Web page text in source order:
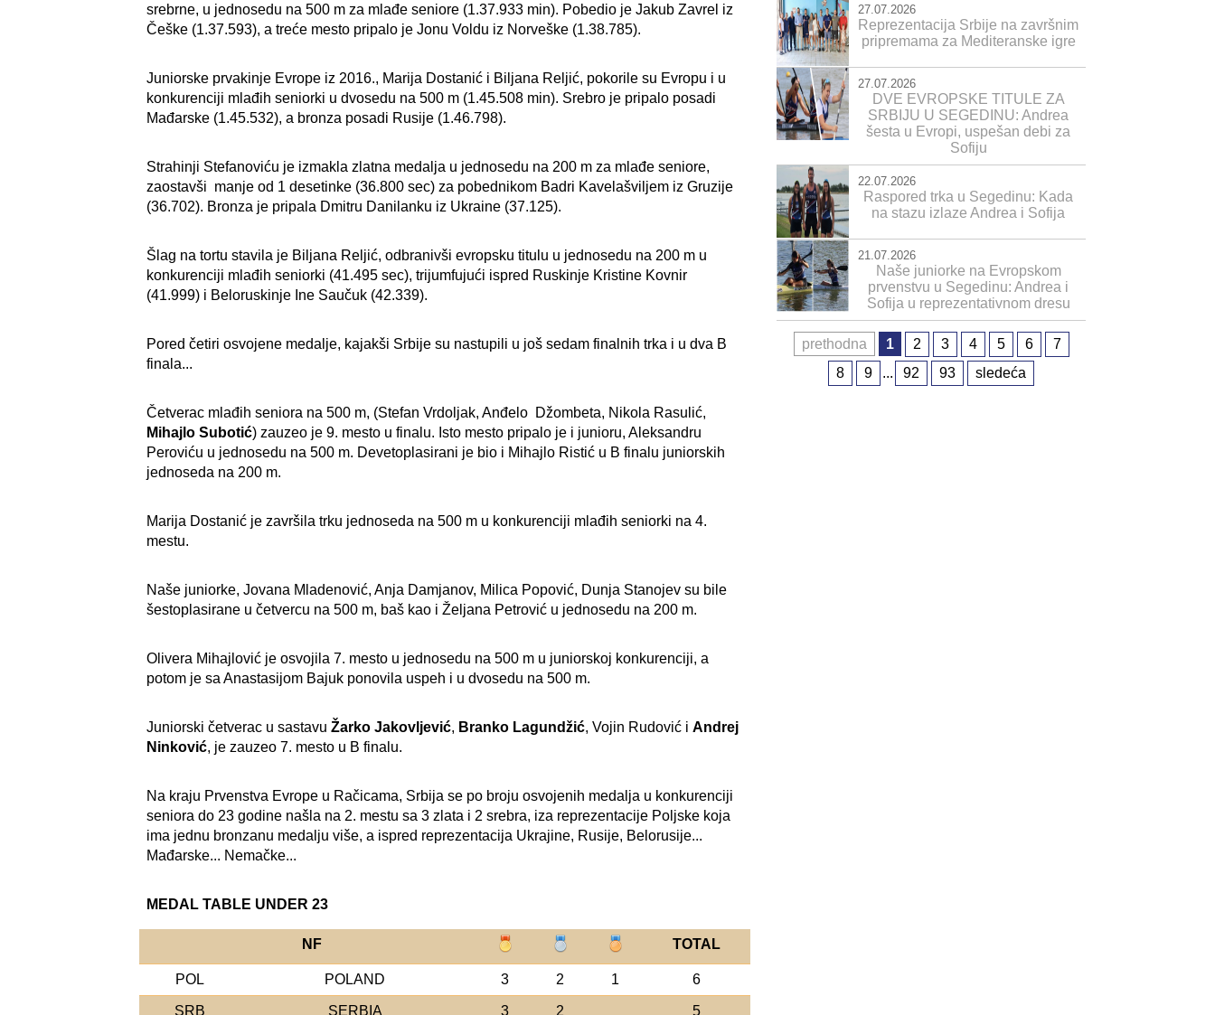
srebrne, u jednosedu na 500 m za mlađe seniore (1.37.933 min). Pobedio je Jakub Zavrel iz
Češke (1.37.593), a treće mesto pripalo je Jonu Voldu iz Norveške (1.38.785).
Juniorske prvakinje Evrope iz 2016., Marija Dostanić i Biljana Reljić, pokorile su Evropu i u
konkurenciji mlađih seniorki u dvosedu na 500 m (1.45.508 min). Srebro je pripalo posadi
Mađarske (1.45.532), a bronza posadi Rusije (1.46.798).
Strahinji Stefanoviću je izmakla zlatna medalja u jednosedu na 200 m za mlađe seniore,
zaostavši manje od 1 desetinke (36.800 sec) za pobednikom Badri Kavelašviljem iz Gruzije
(36.702). Bronza je pripala Dmitru Danilanku iz Ukraine (37.125).
Šlag na tortu stavila je Biljana Reljić, odbranivši evropsku titulu u jednosedu na 200 m u
konkurenciji mlađih seniorki (41.495 sec), trijumfujući ispred Ruskinje Kristine Kovnir
(41.999) i Beloruskinje Ine Saučuk (42.339).
Pored četiri osvojene medalje, kajakši Srbije su nastupili u još sedam finalnih trka i u dva B
finala...
Četverac mlađih seniora na 500 m, (Stefan Vrdoljak, Anđelo Džombeta, Nikola Rasulić,
Mihajlo Subotić) zauzeo je 9. mesto u finalu. Isto mesto pripalo je i junioru, Aleksandru
Peroviću u jednosedu na 500 m. Devetoplasirani je bio i Mihajlo Ristić u B finalu juniorskih
jednoseda na 200 m.
Marija Dostanić je završila trku jednoseda na 500 m u konkurenciji mlađih seniorki na 4.
mestu.
Naše juniorke, Jovana Mladenović, Anja Damjanov, Milica Popović, Dunja Stanojev su bile
šestoplasirane u četvercu na 500 m, baš kao i Željana Petrović u jednosedu na 200 m.
Olivera Mihajlović je osvojila 7. mesto u jednosedu na 500 m u juniorskoj konkurenciji, a
potom je sa Anastasijom Bajuk ponovila uspeh i u dvosedu na 500 m.
Juniorski četverac u sastavuŽarko Jakovljević, Branko Lagundžić, Vojin Rudović iAndrej
Ninković, je zauzeo 7. mesto u B finalu.
Na kraju Prvenstva Evrope u Račicama, Srbija se po broju osvojenih medalja u konkurenciji
seniora do 23 godine našla na 2. mestu sa 3 zlata i 2 srebra, iza reprezentacije Poljske koja
ima jednu bronzanu medalju više, a ispred reprezentacija Ukrajine, Rusije, Belorusije...
Mađarske... Nemačke...
MEDAL TABLE UNDER 23
NF TOTAL
POL POLAND 3 2 1 6
SRB SERBIA 3 2 5
27.07.2026
Reprezentacija Srbije na završnim
pripremama za Mediteranske igre
27.07.2026
DVE EVROPSKE TITULE ZA
SRBIJU U SEGEDINU: Andrea
šesta u Evropi, uspešan debi za
Sofiju
22.07.2026
Raspored trka u Segedinu: Kada
na stazu izlaze Andrea i Sofija
21.07.2026
Naše juniorke na Evropskom
prvenstvu u Segedinu: Andrea i
Sofija u reprezentativnom dresu
prethodna 1 2 3 4 5 6
7
8
9 ... 92 93 sledeća